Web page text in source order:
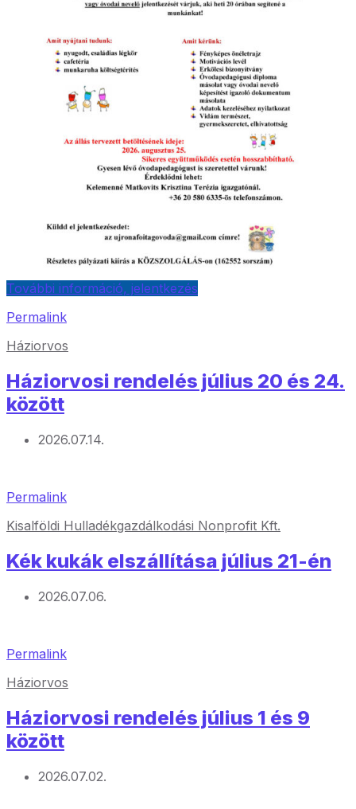
További információ, jelentkezés
Permalink
Háziorvos
Háziorvosi rendelés július 20 és 24.
között
2026.07.14.
Permalink
Kisalföldi Hulladékgazdálkodási Nonprofit Kft.
Kék kukák elszállítása július 21-én
2026.07.06.
Permalink
Háziorvos
Háziorvosi rendelés július 1 és 9
között
2026.07.02.